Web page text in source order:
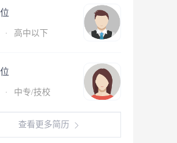
· 高中以下
· 中专/技校
查看更多简历